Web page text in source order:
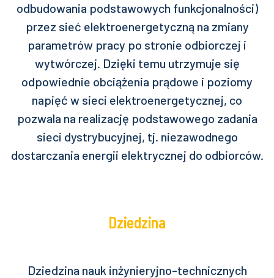
odbudowania podstawowych funkcjonalności)
przez sieć elektroenergetyczną na zmiany
parametrów pracy po stronie odbiorczej i
wytwórczej. Dzięki temu utrzymuje się
odpowiednie obciążenia prądowe i poziomy
napięć w sieci elektroenergetycznej, co
pozwala na realizację podstawowego zadania
sieci dystrybucyjnej, tj. niezawodnego
dostarczania energii elektrycznej do odbiorców.
Dziedzina
Dziedzina nauk inżynieryjno-technicznych